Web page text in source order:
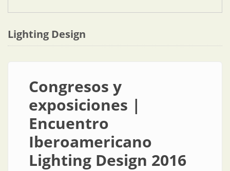
Lighting Design
Congresos y
exposiciones |
Encuentro
Iberoamericano
Lighting Design 2016